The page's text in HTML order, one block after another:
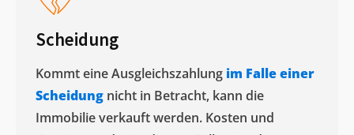
Scheidung
Kommt eine Ausgleichszahlung im Falle einer
Scheidung nicht in Betracht, kann die
Immobilie verkauft werden. Kosten und